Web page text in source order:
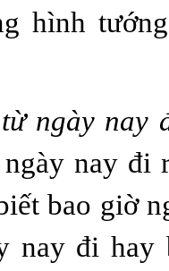
hình
ngày nay
nay đi
bao giờ
nay đi hay